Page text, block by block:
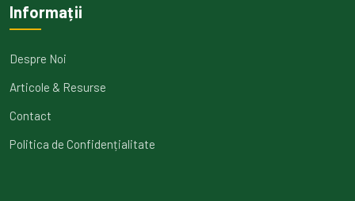
Informații
Despre Noi
Articole & Resurse
Contact
Politica de Confidențialitate